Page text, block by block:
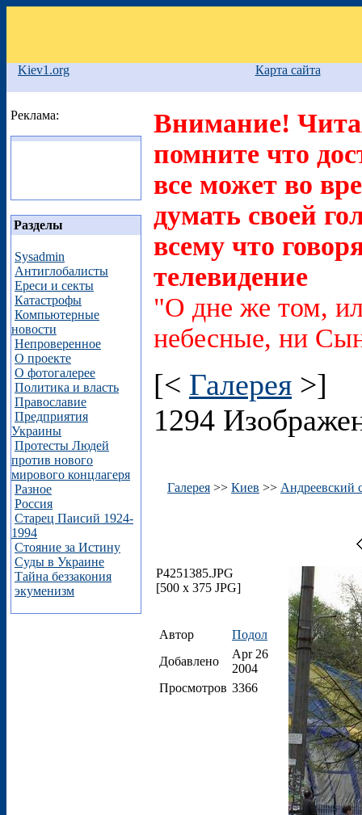
Kiev1.org Карта сайта
Реклама:
Разделы
Sysadmin
Антиглобалисты
Ереси и секты
Катастрофы
Компьютерные
новости
Непроверенное
О проекте
О фотогалерее
Политика и власть
Православие
Предприятия
Украины
Протесты Людей
против нового
мирового концлагеря
Разное
Россия
Старец Паисий 1924-
1994
Стояние за Истину
Суды в Украине
Тайна беззакония
экуменизм
Внимание!
помните что
все может во
думать своей
всему что
телевидение
"О дне же том,
небесные, ни
[< Галерея >]
1294
Галерея >> Киев >> Андреевский
P4251385.JPG
[500 x 375 JPG]
Автор
Подол
Добавлено
Apr 26
2004
Просмотров 3366